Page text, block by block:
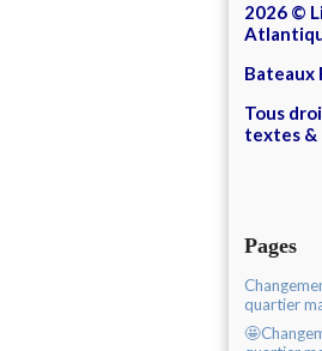
2026 ©
Bateaux
Tous
textes &
Pages
quartier